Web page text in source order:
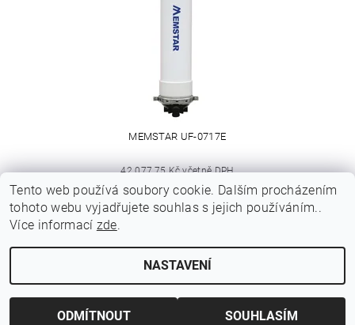
MEMSTAR UF-0717E
42 077,75 Kč včetně DPH
34 775 Kč
34 775 Kč / 1 ks
2026 © Membrania, všechna práva vyhrazenaUpravit nastavení cookies
Tento web používá soubory cookie. Dalším procházením
tohoto webu vyjadřujete souhlas s jejich používáním..
Více informací zde.
NASTAVENÍ
ODMÍTNOUT SOUHLASÍM